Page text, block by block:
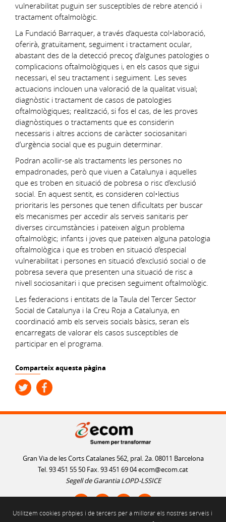
Utilitzem cookies pròpies i de tercers per a millorar els nostres serveis i
vulnerabilitat puguin ser susceptibles de rebre atenció i
tractament oftalmològic.
La Fundació Barraquer, a través d‘aquesta col•laboració,
oferirà, gratuïtament, seguiment i tractament ocular,
abastant des de la detecció precoç d’algunes patologies o
complicacions oftalmològiques i, en els casos que sigui
necessari, el seu tractament i seguiment. Les seves
actuacions inclouen una valoració de la qualitat visual;
diagnòstic i tractament de casos de patologies
oftalmològiques; realització, si fos el cas, de les proves
diagnòstiques o tractaments que es considerin
necessaris i altres accions de caràcter sociosanitari
d’urgència social que es puguin determinar.
Podran acollir-se als tractaments les persones no
empadronades, però que viuen a Catalunya i aquelles
que es troben en situació de pobresa o risc d’exclusió
social. En aquest sentit, es consideren col•lectius
prioritaris les persones que tenen dificultats per buscar
els mecanismes per accedir als serveis sanitaris per
diverses circumstàncies i pateixen algun problema
oftalmològic; infants i joves que pateixen alguna patologia
oftalmològica i que es troben en situació d’especial
vulnerabilitat i persones en situació d’exclusió social o de
pobresa severa que presenten una situació de risc a
nivell sociosanitari i que precisen seguiment oftalmològic.
Les federacions i entitats de la Taula del Tercer Sector
Social de Catalunya i la Creu Roja a Catalunya, en
coordinació amb els serveis socials bàsics, seran els
encarregats de valorar els casos susceptibles de
participar en el programa.
Comparteix aquesta pàgina
Gran Via de les Corts Catalanes 562, pral. 2a. 08011 Barcelona
Tel. 93 451 55 50 Fax. 93 451 69 04ecom@ecom.cat
Segell de Garantia LOPD-LSSICE